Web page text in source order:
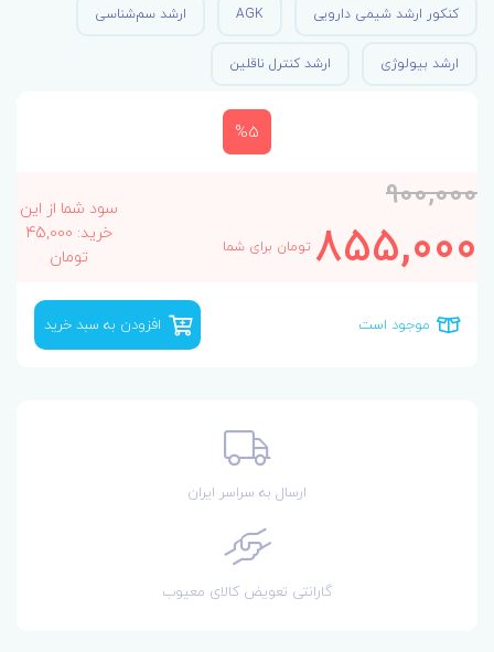
کنکور ارشد شیمی دارویی AGK ارشد سم‌‌شناسی
ارشد بیولوژی ارشد کنترل ناقلین
%5
900,000
855,000تومان برای شما
سود شما از این
خرید: 45,000
تومان
موجود است افزودن به سبد خرید
ارسال به سراسر ایران
گارانتی تعویض کالای معیوب